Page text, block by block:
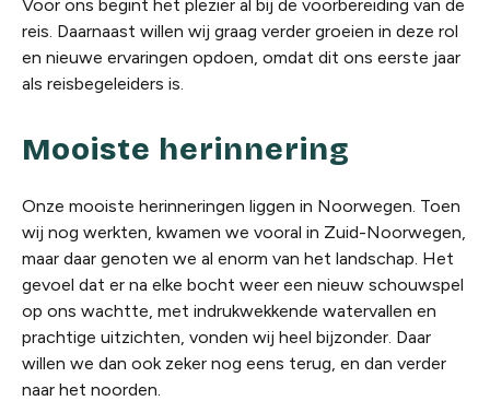
Voor ons begint het plezier al bij de voorbereiding van de
reis. Daarnaast willen wij graag verder groeien in deze rol
en nieuwe ervaringen opdoen, omdat dit ons eerste jaar
als reisbegeleiders is.
Mooiste herinnering
Onze mooiste herinneringen liggen in Noorwegen. Toen
wij nog werkten, kwamen we vooral in Zuid-Noorwegen,
maar daar genoten we al enorm van het landschap. Het
gevoel dat er na elke bocht weer een nieuw schouwspel
op ons wachtte, met indrukwekkende watervallen en
prachtige uitzichten, vonden wij heel bijzonder. Daar
willen we dan ook zeker nog eens terug, en dan verder
naar het noorden.